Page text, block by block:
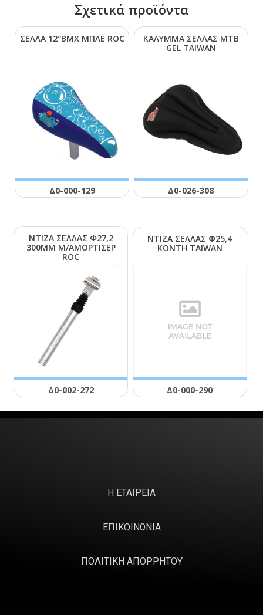
Σχετικά προϊόντα
ΣΕΛΛΑ 12″ΒΜΧ ΜΠΛΕ RΟC
Δ0-000-129
ΚΑΛΥΜΜΑ ΣΕΛΛΑΣ ΜΤΒ
GΕL ΤΑΙWΑΝ
Δ0-026-308
ΝΤΙΖΑ ΣΕΛΛΑΣ Φ27,2
300ΜΜ Μ/ΑΜΟΡΤΙΣΕΡ
RΟC
Δ0-002-272
ΝΤΙΖΑ ΣΕΛΛΑΣ Φ25,4
ΚΟΝΤΗ ΤΑΙWΑΝ
Δ0-000-290
Η ΕΤΑΙΡΕΙΑ
ΕΠΙΚΟΙΝΩΝΙΑ
ΠΟΛΙΤΙΚΗ ΑΠΟΡΡΗΤΟΥ